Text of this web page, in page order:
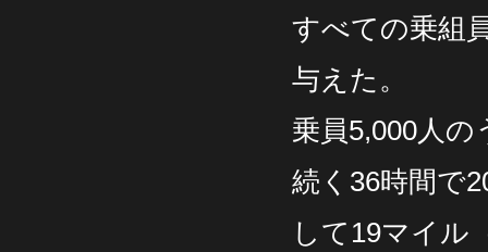
すべての乗組
与えた。
乗員5,000人
続く36時間で
して19マイル